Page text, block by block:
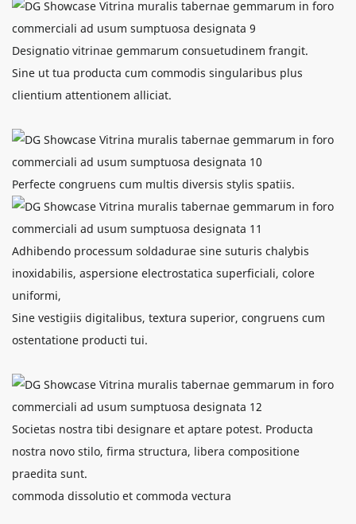
Designatio vitrinae gemmarum consuetudinem frangit.
Sine ut tua producta cum commodis singularibus plus
clientium attentionem alliciat.
Perfecte congruens cum multis diversis stylis spatiis.
Adhibendo processum soldadurae sine suturis chalybis
inoxidabilis, aspersione electrostatica superficiali, colore
uniformi,
Sine vestigiis digitalibus, textura superior, congruens cum
ostentatione producti tui.
Societas nostra tibi designare et aptare potest. Producta
nostra novo stilo, firma structura, libera compositione
praedita sunt.
commoda dissolutio et commoda vectura